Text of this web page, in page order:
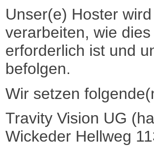
Unser(e) Hoster
verarbeiten, wie
erforderlich ist und
befolgen.
Wir setzen
Travity Vision UG
Wickeder Hellweg